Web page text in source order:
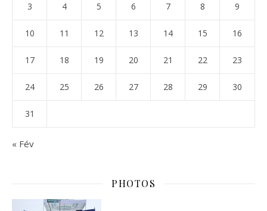
3 4 5 6 7 8 9
10 11 12 13 14 15 16
17 18 19 20 21 22 23
24 25 26 27 28 29 30
31
« Fév
PHOTOS